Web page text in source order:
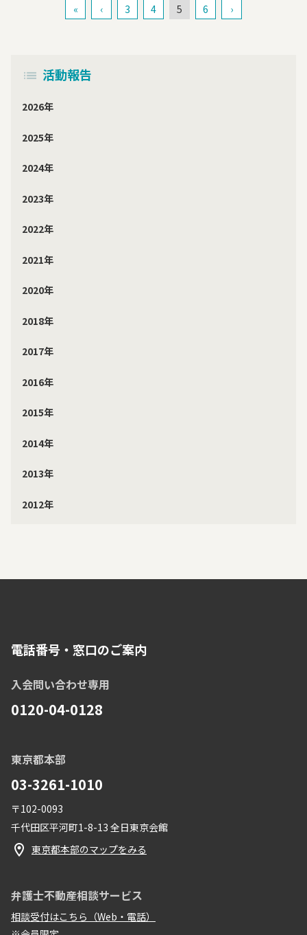
« ‹ 3 4 5 6 ›
活動報告
2026年
2025年
2024年
2023年
2022年
2021年
2020年
2018年
2017年
2016年
2015年
2014年
2013年
2012年
電話番号・窓口のご案内
入会問い合わせ専用
0120-04-0128
東京都本部
03-3261-1010
〒102-0093
千代田区平河町1-8-13 全日東京会館
東京都本部のマップをみる
弁護士不動産相談サービス
相談受付はこちら（Web・電話）